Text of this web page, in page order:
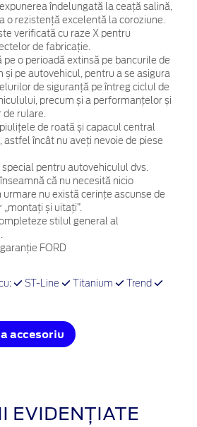
îndelungată la ceață salină,
o rezistență excelentă la coroziune.
verificată cu raze X pentru
de fabricație.
pe o perioadă extinsă pe bancurile de
și pe autovehicul, pentru a se asigura
de siguranță pe întreg ciclul de
precum și a performanțelor și
rulare.
de roată și capacul central
astfel încât nu aveți nevoie de piese
pentru autovehiculul dvs.
înseamnă că nu necesită nicio
urmare nu există cerințe ascunse de
și uitați”.
stilul general al
FORD
ST-Line Titanium
Trend
accesoriu
EVIDENȚIATE